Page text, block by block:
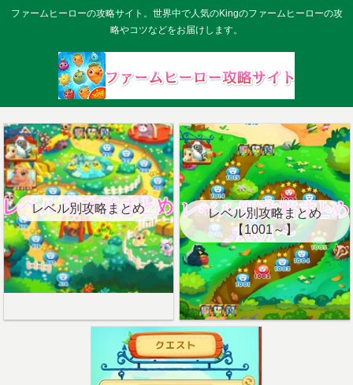
ファームヒーローの攻略サイト。世界中で人気のKingのファームヒーローの攻
略やコツなどをお届けします。
レベル別攻略まとめ
レベル別攻略まとめ
【1001～】